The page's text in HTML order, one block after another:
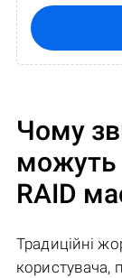
Чому
можуть
RAID
Традиційні
користувача,